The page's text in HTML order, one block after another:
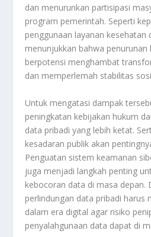
dan menurunkan partisipasi
program pemerintah. Seperti
penggunaan layanan kesehatan
menunjukkan bahwa penurunan
berpotensi menghambat
dan memperlemah stabilitas
Untuk mengatasi dampak
peningkatan kebijakan hukum
data pribadi yang lebih ketat.
kesadaran publik akan
Penguatan sistem keamanan
juga menjadi langkah penting
kebocoran data di masa depan.
perlindungan data pribadi harus
dalam era digital agar risiko
penyalahgunaan data dapat di